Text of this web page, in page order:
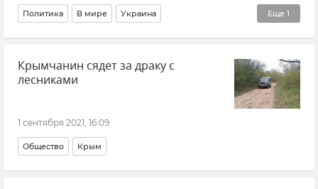
Еще 1
Политика В мире Украина
Общественно-политическая ситуация на Украине
Крымчанин сядет за драку с
лесниками
1 сентября 2021, 16:09
Общество Крым